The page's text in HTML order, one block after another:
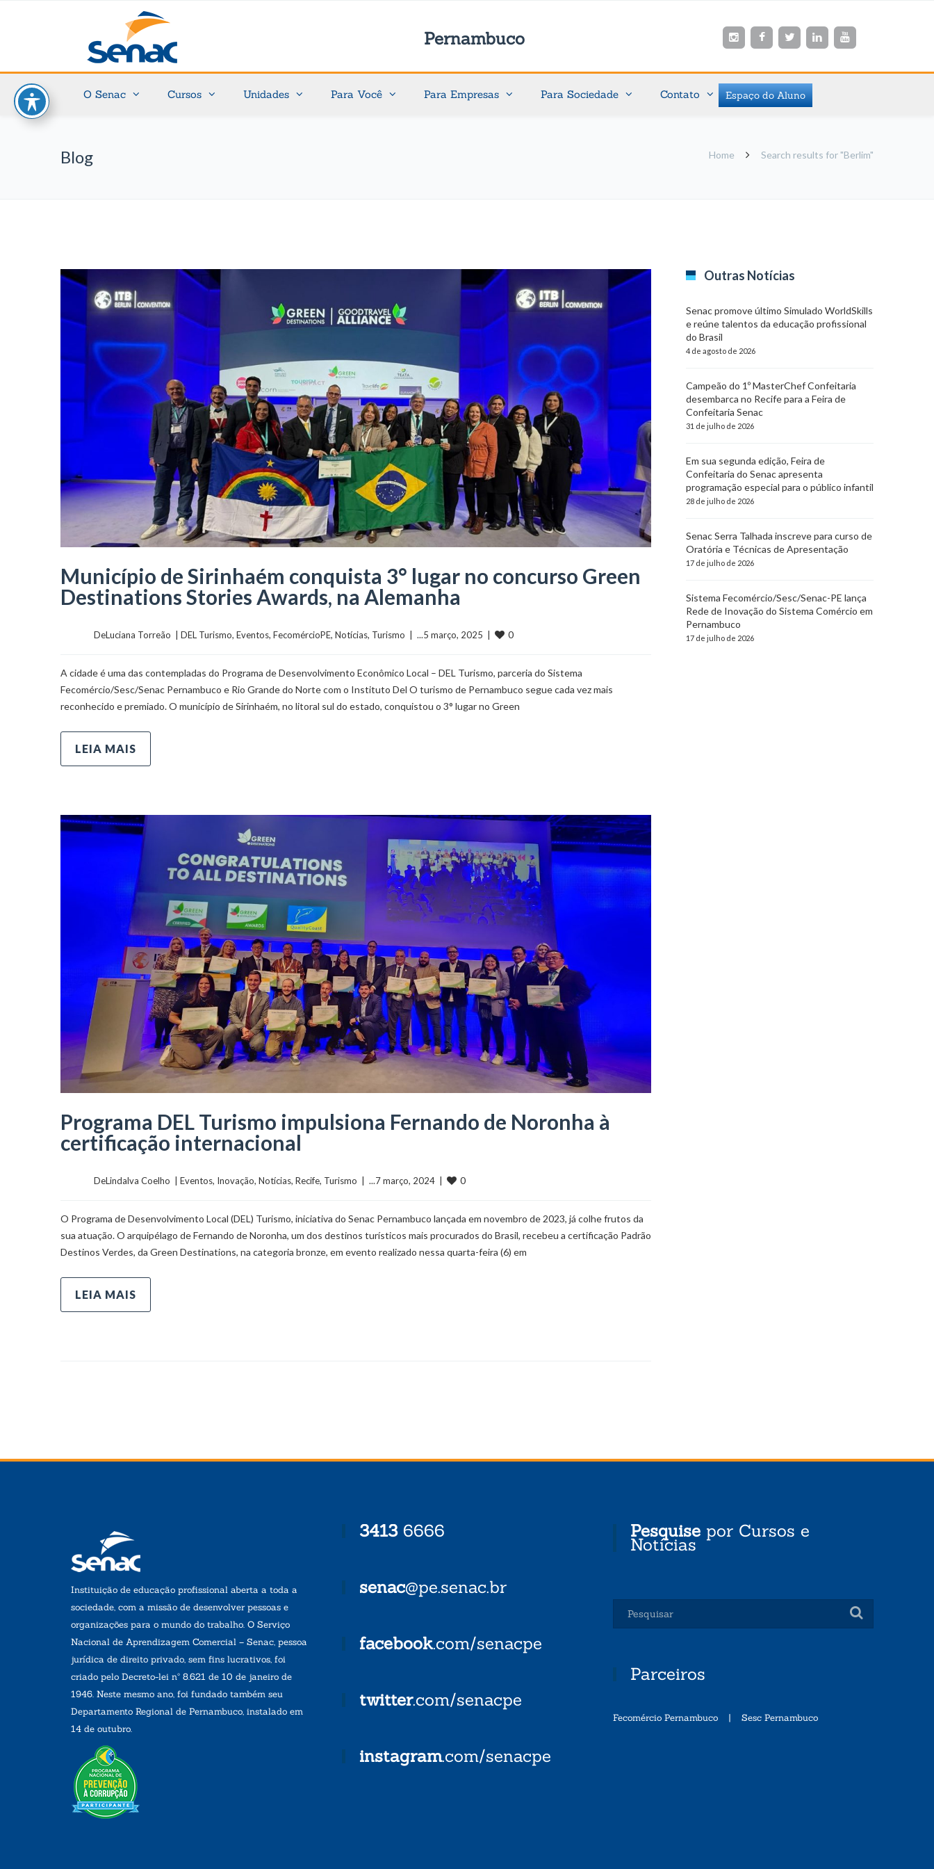
Pernambuco
O Senac Cursos Unidades Para Você Para Empresas Para Sociedade Contato Espaço do Aluno
Blog Home Search results for "Berlim"
Município de Sirinhaém conquista 3° lugar no concurso Green
Destinations Stories Awards, na Alemanha
	    	DeLuciana Torreão  |
DEL Turismo, Eventos, FecomércioPE, Notícias, Turismo
  |  ...5 março, 2025  |
0
A cidade é uma das contempladas do Programa de Desenvolvimento Econômico Local – DEL Turismo, parceria do Sistema
Fecomércio/Sesc/Senac Pernambuco e Rio Grande do Norte com o Instituto Del O turismo de Pernambuco segue cada vez mais
reconhecido e premiado. O município de Sirinhaém, no litoral sul do estado, conquistou o 3° lugar no Green
LEIA MAIS
Programa DEL Turismo impulsiona Fernando de Noronha à
certificação internacional
	    	DeLindalva Coelho  |
Eventos, Inovação, Notícias, Recife, Turismo
  |  ...7 março, 2024  |
0
O Programa de Desenvolvimento Local (DEL) Turismo, iniciativa do Senac Pernambuco lançada em novembro de 2023, já colhe frutos da
sua atuação. O arquipélago de Fernando de Noronha, um dos destinos turísticos mais procurados do Brasil, recebeu a certificação Padrão
Destinos Verdes, da Green Destinations, na categoria bronze, em evento realizado nessa quarta-feira (6) em
LEIA MAIS
Outras Notícias
Senac promove último Simulado WorldSkills
e reúne talentos da educação profissional
do Brasil
4 de agosto de 2026
Campeão do 1º MasterChef Confeitaria
desembarca no Recife para a Feira de
Confeitaria Senac
31 de julho de 2026
Em sua segunda edição, Feira de
Confeitaria do Senac apresenta
programação especial para o público infantil
28 de julho de 2026
Senac Serra Talhada inscreve para curso de
Oratória e Técnicas de Apresentação
17 de julho de 2026
Sistema Fecomércio/Sesc/Senac-PE lança
Rede de Inovação do Sistema Comércio em
Pernambuco
17 de julho de 2026
Instituição de educação profissional aberta a toda a
sociedade, com a missão de desenvolver pessoas e
organizações para o mundo do trabalho. O Serviço
Nacional de Aprendizagem Comercial – Senac, pessoa
jurídica de direito privado, sem fins lucrativos, foi
criado pelo Decreto-lei nº 8.621 de 10 de janeiro de
1946. Neste mesmo ano, foi fundado também seu
Departamento Regional de Pernambuco, instalado em
14 de outubro.
34136666
senac@pe.senac.br
facebook.com/senacpe
twitter.com/senacpe
instagram.com/senacpe
Pesquise por Cursos e
Notícias
Parceiros
Fecomércio Pernambuco | Sesc Pernambuco